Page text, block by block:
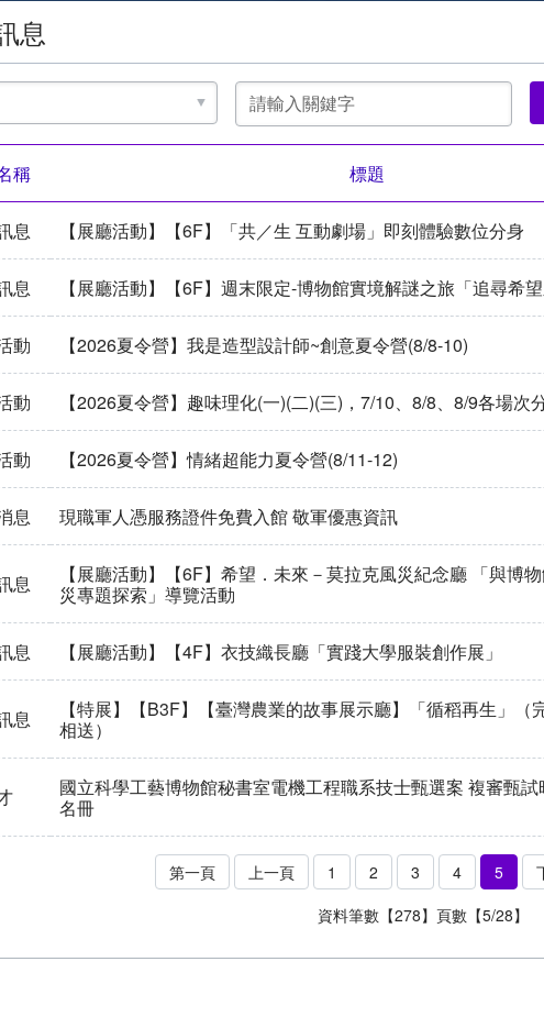
息
關
鍵
字
稱
標題
息 【展廳活動】【6F】「共／生 互動劇場」即刻體驗數位分身
息 【展廳活動】【6F】週末限定-博物館實境解謎之旅「追尋希望
動 【2026夏令營】我是造型設計師~創意夏令營(8/8-10)
動 【2026夏令營】趣味理化(一)(二)(三)，7/10、8/8、8/9各場次
動 【2026夏令營】情緒超能力夏令營(8/11-12)
息 現職軍人憑服務證件免費入館 敬軍優惠資訊
息
【展廳活動】【6F】希望．未來－莫拉克風災紀念廳 「與博
災專題探索」導覽活動
息 【展廳活動】【4F】衣技織長廳「實踐大學服裝創作展」
息
【特展】【B3F】【臺灣農業的故事展示廳】「循稻再生」（
相送）
國立科學工藝博物館秘書室電機工程職系技士甄選案 複審甄
名冊
第一頁 上一頁 1 2 3 4 5
資料筆數【278】頁數【5/28】